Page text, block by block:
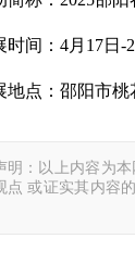
时间：4月17日-
地点：邵阳市桃
明：以上内容为
点 或证实其内容